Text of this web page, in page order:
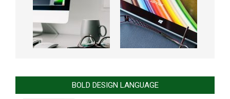
BOLD DESIGN LANGUAGE